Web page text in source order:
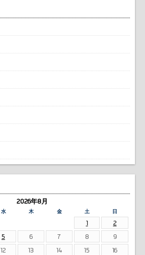
2026年8月
水 木 金 土 日
1
2
5 6 7 8
9
12 13 14 15
16